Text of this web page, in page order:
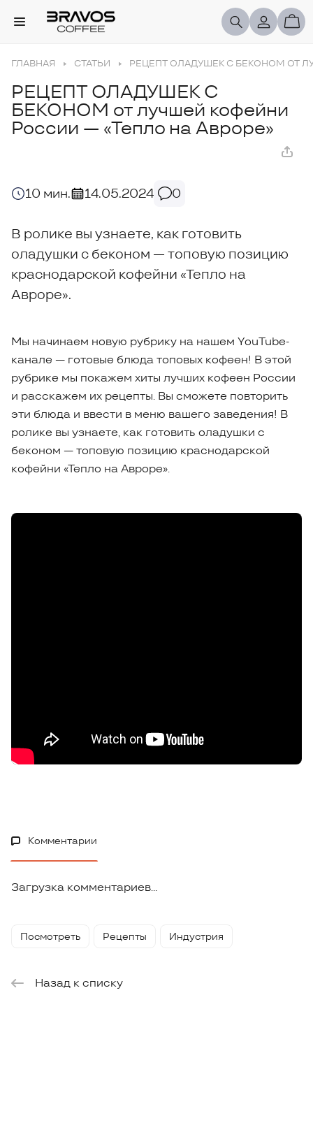
ГЛАВНАЯ СТАТЬИ РЕЦЕПТ ОЛАДУШЕК С БЕКОНОМ ОТ
РЕЦЕПТ ОЛАДУШЕК С
БЕКОНОМ от лучшей кофейни
России — «Тепло на Авроре»
10 мин. 14.05.2024 0
В ролике вы узнаете, как готовить
оладушки с беконом — топовую позицию
краснодарской кофейни «Тепло на
Авроре».
Мы начинаем новую рубрику на нашем YouTube-
канале — готовые блюда топовых кофеен! В этой
рубрике мы покажем хиты лучших кофеен России
и расскажем их рецепты. Вы сможете повторить
эти блюда и ввести в меню вашего заведения! В
ролике вы узнаете, как готовить оладушки с
беконом — топовую позицию краснодарской
кофейни «Тепло на Авроре».
Комментарии
Загрузка комментариев...
Посмотреть Рецепты Индустрия
Назад к списку